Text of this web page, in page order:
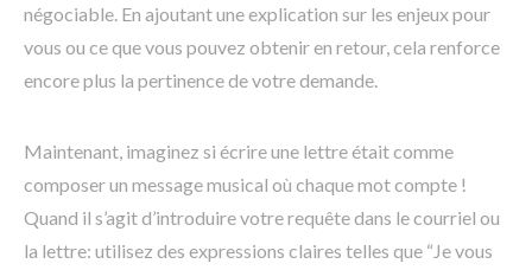
négociable. En ajoutant une explication sur les enjeux pour
vous ou ce que vous pouvez obtenir en retour, cela renforce
encore plus la pertinence de votre demande.
Maintenant, imaginez si écrire une lettre était comme
composer un message musical où chaque mot compte !
Quand il s’agit d’introduire votre requête dans le courriel ou
la lettre: utilisez des expressions claires telles que “Je vous